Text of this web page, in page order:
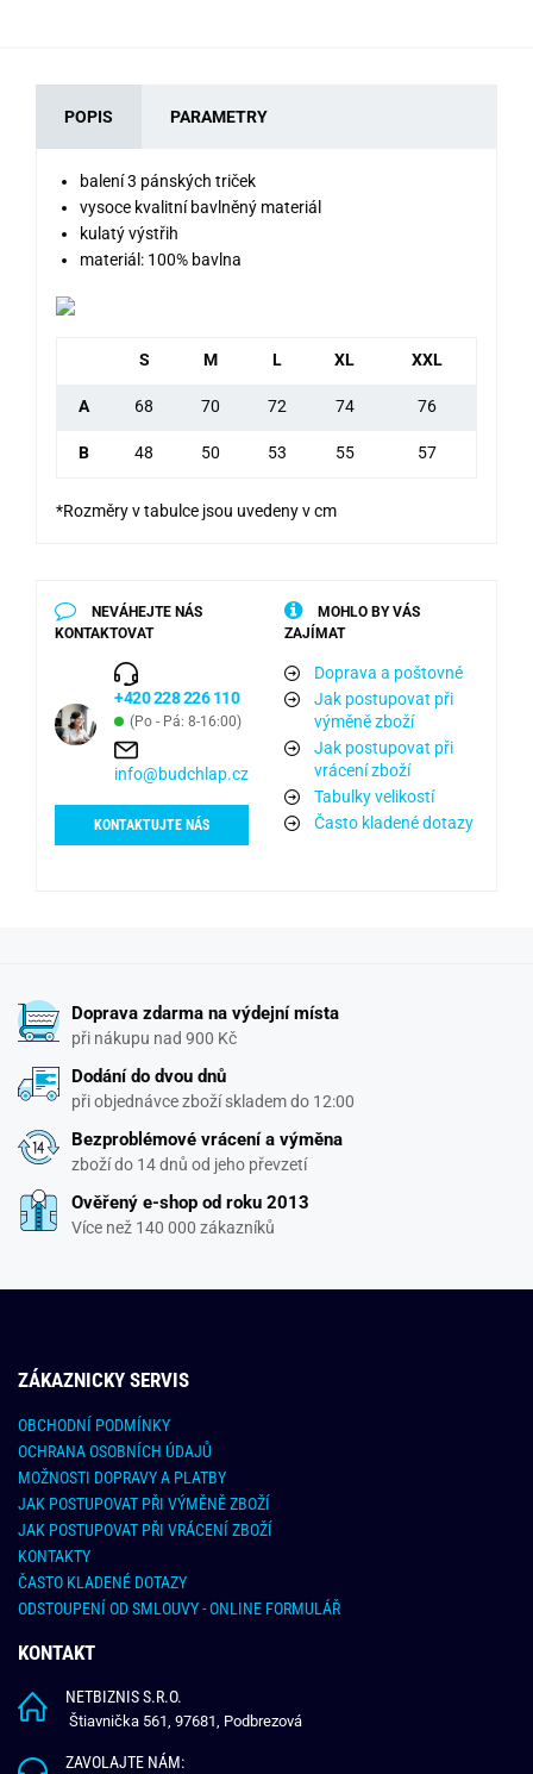
POPIS PARAMETRY
balení 3 pánských triček
vysoce kvalitní bavlněný materiál
kulatý výstřih
materiál: 100% bavlna
S M L XL XXL
A 68 70 72 74 76
B 48 50 53 55 57
*Rozměry v tabulce jsou uvedeny v cm
NEVÁHEJTE NÁS
KONTAKTOVAT
+420 228 226 110
(Po - Pá: 8-16:00)
info@budchlap.cz
KONTAKTUJTE NÁS
MOHLO BY VÁS
ZAJÍMAT
Doprava a poštovné
Jak postupovat při
výměně zboží
Jak postupovat při
vrácení zboží
Tabulky velikostí
Často kladené dotazy
Doprava zdarma na výdejní místa
při nákupu nad 900 Kč
Dodání do dvou dnů
při objednávce zboží skladem do 12:00
Bezproblémové vrácení a výměna
zboží do 14 dnů od jeho převzetí
Ověřený e-shop od roku 2013
Více než 140 000 zákazníků
ZÁKAZNICKY SERVIS
OBCHODNÍ PODMÍNKY
OCHRANA OSOBNÍCH ÚDAJŮ
MOŽNOSTI DOPRAVY A PLATBY
JAK POSTUPOVAT PŘI VÝMĚNĚ ZBOŽÍ
JAK POSTUPOVAT PŘI VRÁCENÍ ZBOŽÍ
KONTAKTY
ČASTO KLADENÉ DOTAZY
ODSTOUPENÍ OD SMLOUVY - ONLINE FORMULÁŘ
KONTAKT
NETBIZNIS S.R.O.
Štiavnička 561, 97681, Podbrezová
ZAVOLAJTE NÁM: